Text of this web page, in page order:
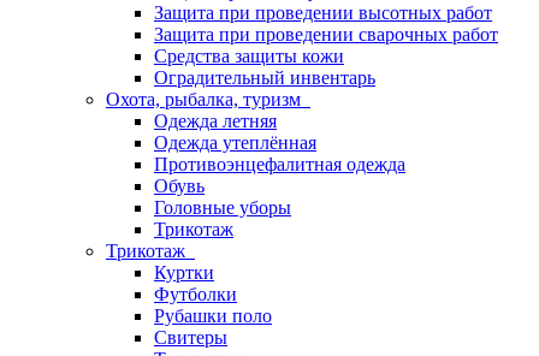
Защита при проведении высотных работ
Защита при проведении сварочных работ
Средства защиты кожи
Оградительный инвентарь
Охота, рыбалка, туризм
Одежда летняя
Одежда утеплённая
Противоэнцефалитная одежда
Обувь
Головные уборы
Трикотаж
Трикотаж
Куртки
Футболки
Рубашки поло
Свитеры